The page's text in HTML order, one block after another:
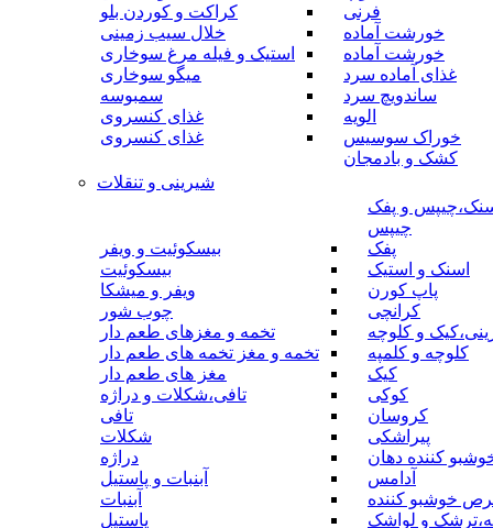
فرنی
خورشت آماده
خورشت آماده
غذای آماده سرد
ساندویچ سرد
الویه
خوراک سوسیس
کشک و بادمجان
کراکت و کوردن بلو
خلال سیب زمینی
استیک و فیله مرغ سوخاری
میگو سوخاری
سمبوسه
غذای کنسروی
غذای کنسروی
شیرینی و تنقلات
و پفک
چیپس
پفک
اسنک و استیک
پاپ کورن
کرانچی
و کلوچه
کلوچه و کلمپه
کیک
کوکی
کروسان
پیراشکی
کننده دهان
آدامس
خوشبو کننده
و لواشک
بیسکوئیت و ویفر
بیسکوئیت
ویفر و میشکا
چوب شور
تخمه و مغزهای طعم دار
تخمه و مغز تخمه های طعم دار
مغز های طعم دار
تافی،شکلات و دراژه
تافی
شکلات
دراژه
آبنبات و پاستیل
آبنبات
پاستیل